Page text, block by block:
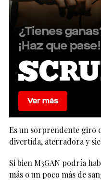
Es un sorprendente giro
divertida, aterradora y
Si bien M3GAN podría
más o un poco más de